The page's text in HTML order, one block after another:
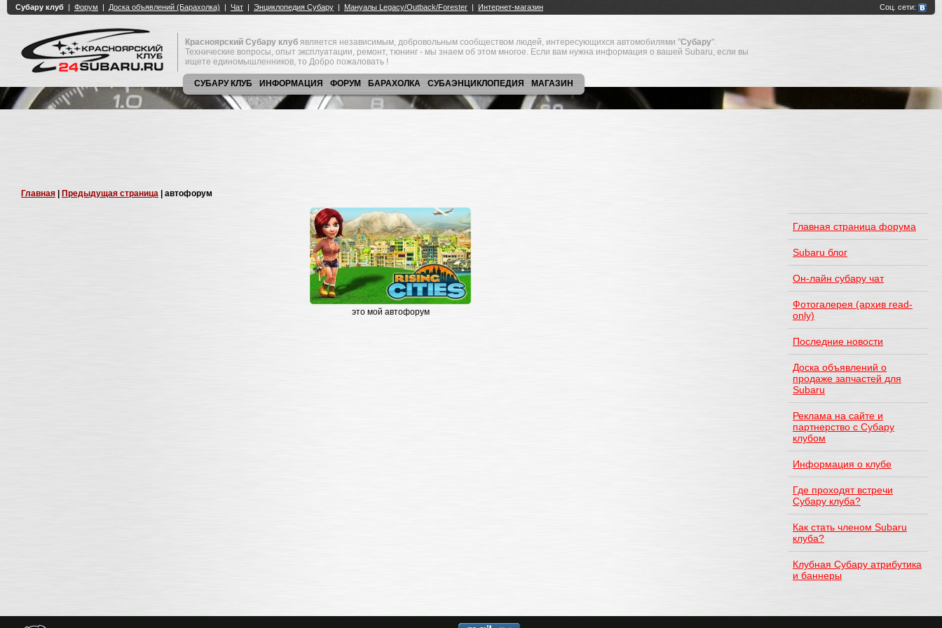
Красноярский Субару клуб является независимым, добровольным сообществом людей, интересующихся автомобилями "Субару".
Технические вопросы, опыт эксплуатации, ремонт, тюнинг - мы знаем об этом многое. Если вам нужна информация о вашей Subaru, если вы
ищете единомышленников, то Добро пожаловать !
СУБАРУ КЛУБ ИНФОРМАЦИЯ ФОРУМ БАРАХОЛКА СУБАЭНЦИКЛОПЕДИЯ МАГАЗИН
Главная Предыдущая страница | автофорум
это мой автофорум
Главная страница форума
Subaru блог
Он-лайн субару чат
Фотогалерея (архив read-
only)
Последние новости
Доска объявлений о
продаже запчастей для
Subaru
Реклама на сайте и
партнерство с Субару
клубом
Информация о клубе
Где проходят встречи
Субару клуба?
Как стать членом Subaru
клуба?
Клубная Субару атрибутика
и баннеры